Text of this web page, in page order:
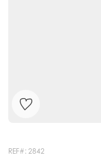
REF#: 2842